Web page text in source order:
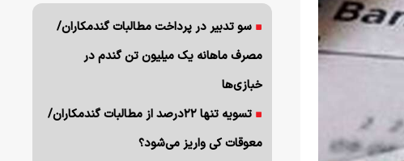
سو تدبیر در پرداخت مطالبات گندمکاران/
مصرف ماهانه یک میلیون تن گندم در
خبازی‌ها
تسویه تنها ۲۲درصد از مطالبات گندمکاران/
معوقات کی واریز می‌شود؟